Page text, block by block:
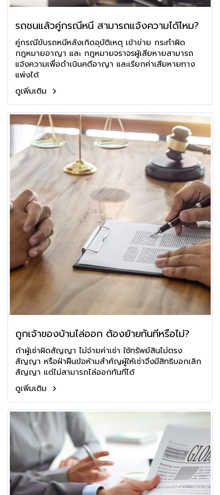
รถชนแล้วคู่กรณีหนี สามารถแจ้งความได้ไหม?
คู่กรณีขับรถหนีหลังเกิดอุบัติเหตุ เข้าข่าย กระทำผิด
กฎหมายอาญา และ กฎหมายจราจรผู้เสียหายสามารถ
แจ้งความเพื่อดำเนินคดีอาญา และเรียกค่าเสียหายทาง
แพ่งได้
ดูเพิ่มเติม
ถูกเจ้าของบ้านไล่ออก ต้องย้ายทันทีหรือไม่?
ถ้าผู้เช่าผิดสัญญา ไม่จ่ายค่าเช่า ใช้ทรัพย์สินไม่ตรง
สัญญา หรือฝ่าฝืนข้อห้ามสำคัญผู้ให้เช่าจึงมีสิทธิบอกเลิก
สัญญา แต่ไม่สามารถไล่ออกทันทีได้
ดูเพิ่มเติม